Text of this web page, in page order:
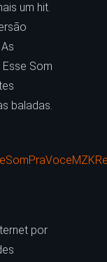
um hit.
Som
baladas.
por